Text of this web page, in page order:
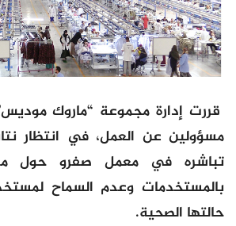
قررت إدارة مجموعة “ماروك
مسؤولين عن العمل، في انتظار
تباشره في معمل صفرو حول
بالمستخدمات وعدم السماح
حالتها الصحية.